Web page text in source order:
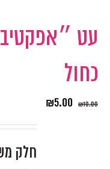
עט
כחול
₪10.00
₪5.00
חלק